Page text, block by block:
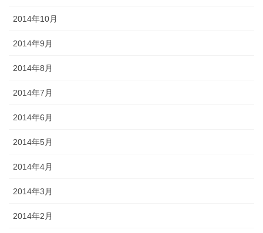
2014年10月
2014年9月
2014年8月
2014年7月
2014年6月
2014年5月
2014年4月
2014年3月
2014年2月